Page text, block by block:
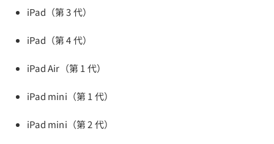
iPad（第 3 代）
iPad（第 4 代）
iPad Air（第 1 代）
iPad mini（第 1 代）
iPad mini（第 2 代）